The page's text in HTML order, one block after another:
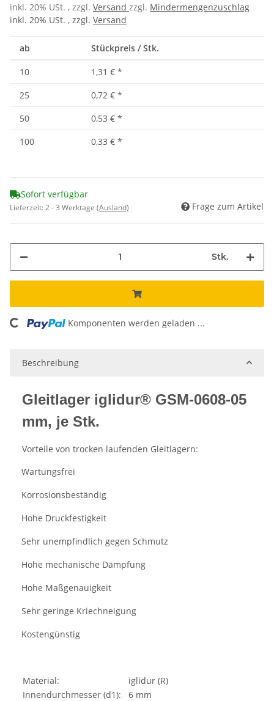
inkl. 20% USt. , zzgl. Versand zzgl. Mindermengenzuschlag
inkl. 20% USt. , zzgl. Versand
ab Stückpreis / Stk.
10 1,31 € *
25
0,72 € *
50
0,53 € *
100
0,33 € *
Sofort verfügbar
Lieferzeit:2 - 3 Werktage (Ausland) Frage zum Artikel
Stk.
Loading... Komponenten werden geladen ...
Beschreibung
Gleitlager iglidur® GSM-0608-05
mm, je Stk.
Vorteile von trocken laufenden Gleitlagern:
Wartungsfrei
Korrosionsbeständig
Hohe Druckfestigkeit
Sehr unempfindlich gegen Schmutz
Hohe mechanische Dämpfung
Hohe Maßgenauigkeit
Sehr geringe Kriechneigung
Kostengünstig
Material:
iglidur (R)
Innendurchmesser (d1):
6 mm